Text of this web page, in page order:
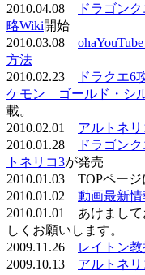
2010.04.08
ドラゴン
略Wiki開始
2010.03.08
方法
2010.02.23
ドラクエ6
ケモン ゴールド・シ
載。
2010.02.01 アルトネ
2010.01.28
ドラゴン
トネリコ3が発売
2010.01.03 TOPページ
2010.01.02 動画最新情
2010.01.01 あけまし
しくお願いします。
2009.11.26
レイトン
2009.10.13 アルトネ